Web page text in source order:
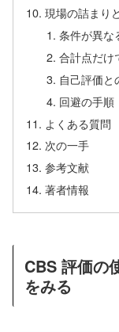
現場の詰まり
条件が異な
合計点だけ
自己評価と
回避の手順
よくある質問
次の一手
参考文献
著者情報
CBS 評価の
をみる